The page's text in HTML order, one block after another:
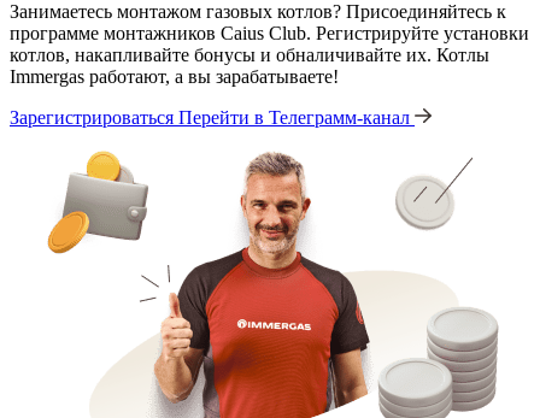
Занимаетесь монтажом газовых котлов? Присоединяйтесь к
программе монтажников Caius Club. Регистрируйте установки
котлов, накапливайте бонусы и обналичивайте их. Котлы
Immergas работают, а вы зарабатываете!
Зарегистрироваться Перейти в Телеграмм-канал